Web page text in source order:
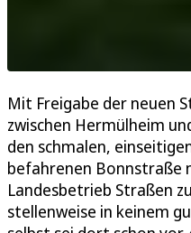
Mit Freigabe der neuen
zwischen Hermülheim
den schmalen,
befahrenen Bonnstraße
Landesbetrieb Straßen
stellenweise in keinem